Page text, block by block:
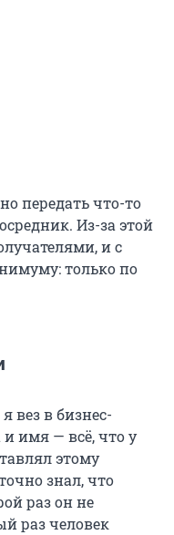
передать что-то
Из-за этой
и с
только по
вез в бизнес-
и имя — всё, что у
этому
знал, что
раз он не
раз человек